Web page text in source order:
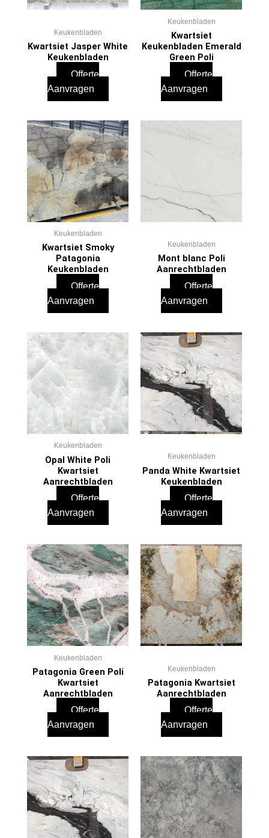
Keukenbladen
Kwartsiet Jasper White
Keukenbladen
Offerte
Aanvragen
Keukenbladen
Kwartsiet
Keukenbladen Emerald
Green Poli
Offerte
Aanvragen
Keukenbladen
Kwartsiet Smoky
Patagonia
Keukenbladen
Offerte
Aanvragen
Keukenbladen
Mont blanc Poli
Aanrechtbladen
Offerte
Aanvragen
Keukenbladen
Opal White Poli
Kwartsiet
Aanrechtbladen
Offerte
Aanvragen
Keukenbladen
Panda White Kwartsiet
Keukenbladen
Offerte
Aanvragen
Keukenbladen
Patagonia Green Poli
Kwartsiet
Aanrechtbladen
Offerte
Aanvragen
Keukenbladen
Patagonia Kwartsiet
Aanrechtbladen
Offerte
Aanvragen